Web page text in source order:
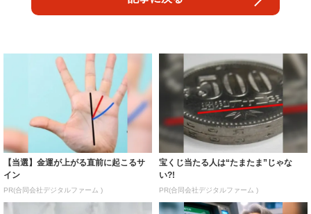
【当選】金運が上がる直前に起こるサ
イン
PR(合同会社デジタルファーム )
宝くじ当たる人は“たまたま”じゃな
い?!
PR(合同会社デジタルファーム )